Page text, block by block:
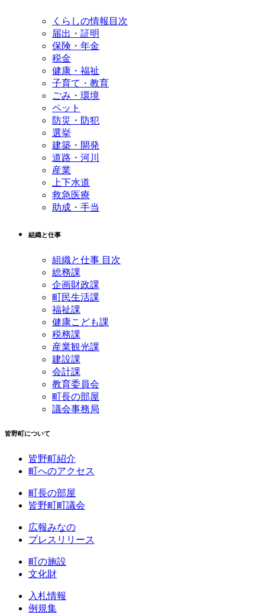
くらしの情報目次
届出・証明
保険・年金
税金
健康・福祉
子育て・教育
ごみ・環境
ペット
防災・防犯
選挙
建築・開発
道路・河川
産業
上下水道
救急医療
助成・手当
組織と仕事
組織と仕事 目次
総務課
企画財政課
町民生活課
福祉課
健康こども課
税務課
産業観光課
建設課
会計課
教育委員会
町長の部屋
議会事務局
皆野町について
皆野町紹介
町へのアクセス
町長の部屋
皆野町町議会
広報みなの
プレスリリース
町の施設
文化財
入札情報
例規集